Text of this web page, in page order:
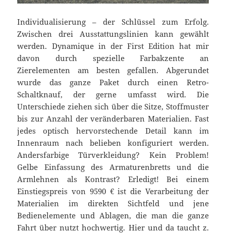
Individualisierung – der Schlüssel zum Erfolg.
Zwischen drei Ausstattungslinien kann gewählt
werden. Dynamique in der First Edition hat mir
davon durch spezielle Farbakzente an
Zierelementen am besten gefallen. Abgerundet
wurde das ganze Paket durch einen Retro-
Schaltknauf, der gerne umfasst wird. Die
Unterschiede ziehen sich über die Sitze, Stoffmuster
bis zur Anzahl der veränderbaren Materialien. Fast
jedes optisch hervorstechende Detail kann im
Innenraum nach belieben konfiguriert werden.
Andersfarbige Türverkleidung? Kein Problem!
Gelbe Einfassung des Armaturenbretts und die
Armlehnen als Kontrast? Erledigt! Bei einem
Einstiegspreis von 9590 € ist die Verarbeitung der
Materialien im direkten Sichtfeld und jene
Bedienelemente und Ablagen, die man die ganze
Fahrt über nutzt hochwertig. Hier und da taucht z.